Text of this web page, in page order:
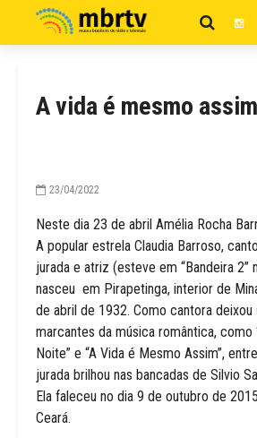
A vida é mesmo assim
23/04/2022
Neste dia 23 de abril Amélia Rocha
A popular estrela Claudia Barroso,
jurada e atriz (esteve em “Bandeira 2”
nasceu em Pirapetinga, interior de
de abril de 1932. Como cantora deixou
marcantes da música romântica, como
Noite” e “A Vida é Mesmo Assim”,
jurada brilhou nas bancadas de Silvio
Ela faleceu no dia 9 de outubro de
Ceará.